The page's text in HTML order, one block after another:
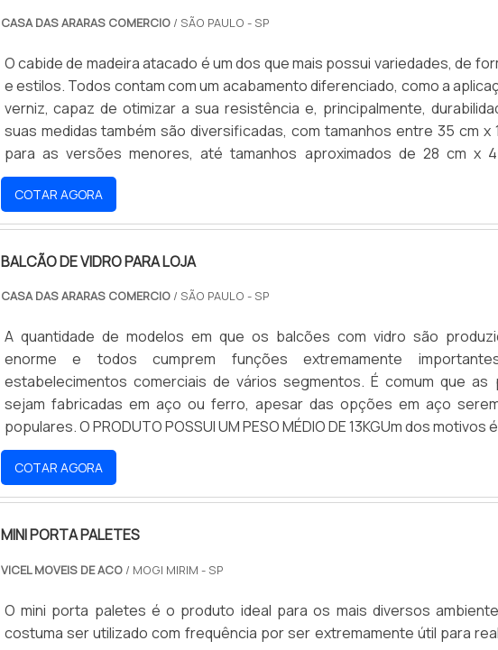
CASA DAS ARARAS COMERCIO/ SÃO PAULO - SP
O cabide de madeira atacado é um dos que mais possui variedades, de
e estilos. Todos contam com um acabamento diferenciado, como a
verniz, capaz de otimizar a sua resistência e, principalmente,
suas medidas também são diversificadas, com tamanhos entre 35 cm x
para as versões menores, até tamanhos aproximados de 28 cm x
consideradas as peças mais convencionais. Quanto à espessura, os
produzidos em madeira contam com 10 mm, podendo vari.
COTAR AGORA
BALCÃO DE VIDRO PARA LOJA
CASA DAS ARARAS COMERCIO/ SÃO PAULO - SP
A quantidade de modelos em que os balcões com vidro são
enorme e todos cumprem funções extremamente
estabelecimentos comerciais de vários segmentos. É comum que as
sejam fabricadas em aço ou ferro, apesar das opções em aço
populares. O PRODUTO POSSUI UM PESO MÉDIO DE 13KGUm dos motivos
balcão de vidro para loja possui um peso médio de 13kg, permitindo
deslocado com mais praticidade e sem o emprego de grande esforço
Além disso,.
COTAR AGORA
MINI PORTA PALETES
VICEL MOVEIS DE ACO/ MOGI MIRIM - SP
O mini porta paletes é o produto ideal para os mais diversos
costuma ser utilizado com frequência por ser extremamente útil para